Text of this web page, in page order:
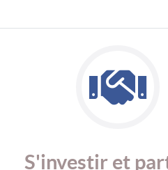
S'investir et